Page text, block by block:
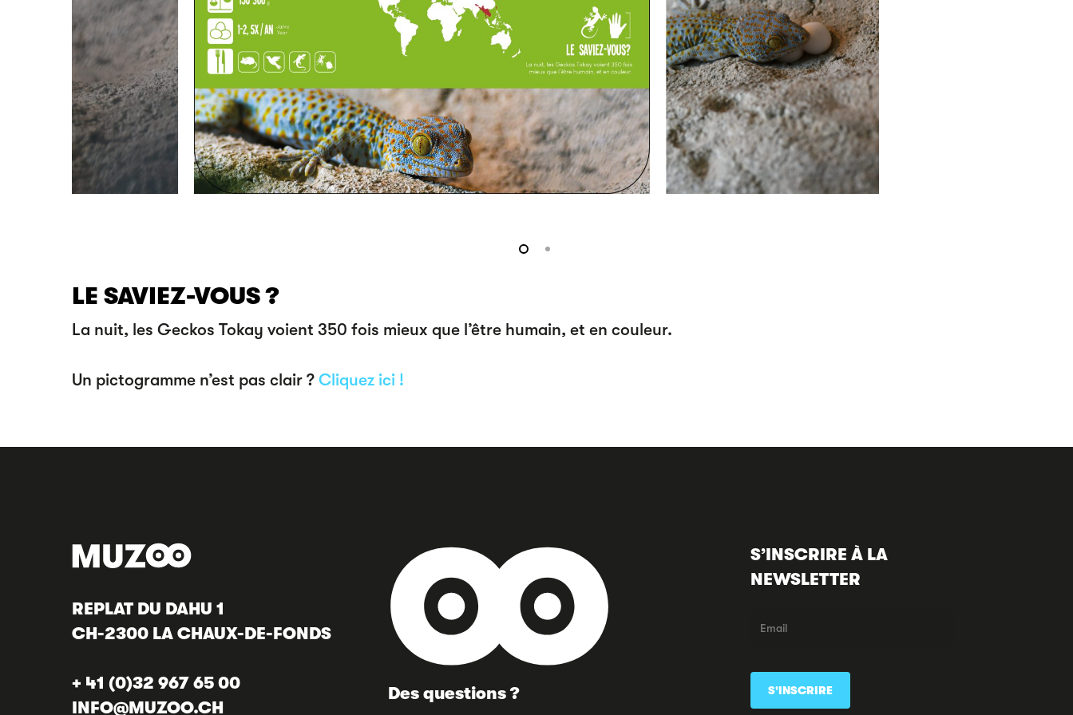
LE SAVIEZ-VOUS ?
La nuit, les Geckos Tokay voient 350 fois mieux que l’être humain, et en couleur.
Un pictogramme n’est pas clair ?Cliquez ici !
REPLAT DU DAHU 1
CH-2300 LA CHAUX-DE-FONDS
+ 41 (0)32 967 65 00
INFO@MUZOO.CH
Des questions ?
S’INSCRIRE À LA
NEWSLETTER